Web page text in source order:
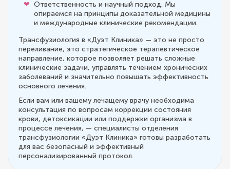
Ответственность и научный подход. Мы
опираемся на принципы доказательной медицины
и международные клинические рекомендации.
Трансфузиология в «Дуэт Клиника» — это не просто
переливание, это стратегическое терапевтическое
направление, которое позволяет решать сложные
клинические задачи, управлять течением хронических
заболеваний и значительно повышать эффективность
основного лечения.
Если вам или вашему лечащему врачу необходима
консультация по вопросам коррекции состояния
крови, детоксикации или поддержки организма в
процессе лечения, — специалисты отделения
трансфузиологии «Дуэт Клиника» готовы разработать
для вас безопасный и эффективный
персонализированный протокол.